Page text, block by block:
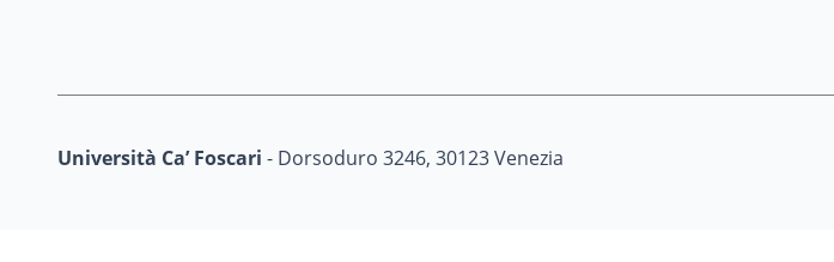
Università Ca’ Foscari - Dorsoduro 3246, 30123 Venezia